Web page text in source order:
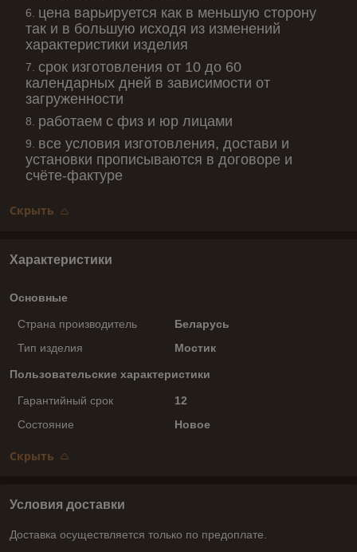
цена варьируется как в меньшую сторону
так и в большую исходя из изменений
характеристики изделия
срок изготовления от 10 до 60
календарных дней в зависимости от
загруженности
работаем с физ и юр лицами
все условия изготовления, достави и
установки прописываются в договоре и
счёте-фактуре
Скрыть
Характеристики
Основные
Страна производитель
Беларусь
Тип изделия
Мостик
Пользовательские характеристики
Гарантийный срок
12
Состояние
Новое
Скрыть
Условия доставки
Доставка осуществляется только по предоплате.